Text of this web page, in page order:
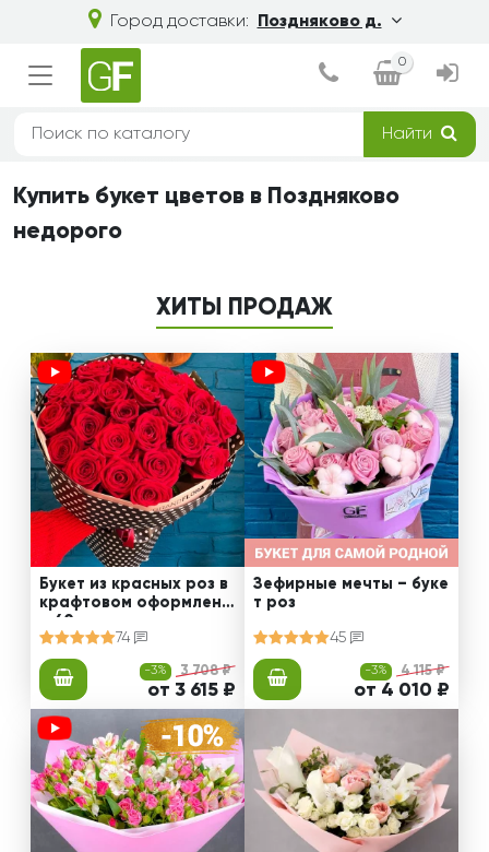
Город доставки: Поздняково д.
0
Найти
Купить букет цветов в Поздняково
недорого
ХИТЫ ПРОДАЖ
Букет из красных роз в
крафтовом оформлени
и 60 см
74
-3% 3 708 ₽
от 3 615 ₽
Зефирные мечты – буке
т роз
45
-3% 4 115 ₽
от 4 010 ₽